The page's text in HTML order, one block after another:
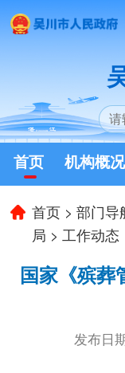
首页 机构概况
首页 >部门导
局 > 工作动态
国家《殡葬
发布日